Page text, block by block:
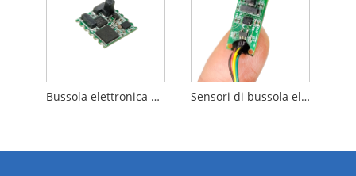
Bussola elettronica 3D ad alta precisione Sensori di bussola elettronica 3D ad alta precisione